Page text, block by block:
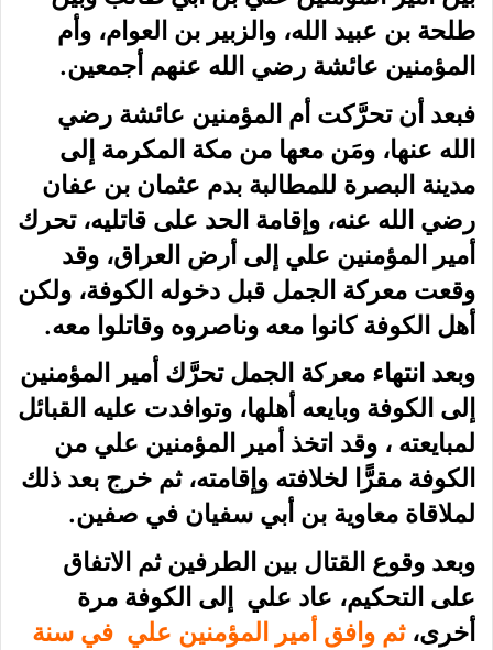
طلحة بن عبيد الله، والزبير بن العوام، وأم
المؤمنين عائشة رضي الله عنهم أجمعين.
فبعد أن تحرَّكت أم المؤمنين عائشة رضي
الله عنها، ومَن معها من مكة المكرمة إلى
مدينة البصرة للمطالبة بدم عثمان بن عفان
رضي الله عنه، وإقامة الحد على قاتليه، تحرك
أمير المؤمنين علي إلى أرض العراق، وقد
وقعت معركة الجمل قبل دخوله الكوفة، ولكن
أهل الكوفة كانوا معه وناصروه وقاتلوا معه.
وبعد انتهاء معركة الجمل تحرَّك أمير المؤمنين
إلى الكوفة وبايعه أهلها، وتوافدت عليه القبائل
لمبايعته ، وقد اتخذ أمير المؤمنين علي من
الكوفة مقرًّا لخلافته وإقامته، ثم خرج بعد ذلك
لملاقاة معاوية بن أبي سفيان في صفين.
وبعد وقوع القتال بين الطرفين ثم الاتفاق
على التحكيم، عاد علي إلى الكوفة مرة
أخرى،ثم وافق أمير المؤمنين علي في سنة